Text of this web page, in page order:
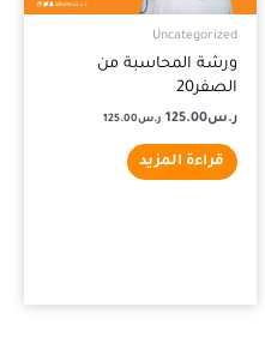
Uncategorized
ورشة المحاسبة من
الصفر20
ر.س125.00 ر.س125.00
قراءة المزيد